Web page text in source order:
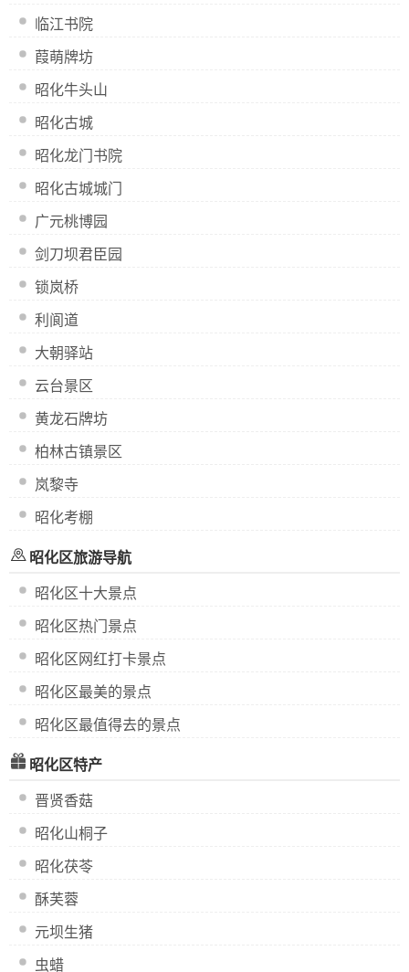
临江书院
葭萌牌坊
昭化牛头山
昭化古城
昭化龙门书院
昭化古城城门
广元桃博园
剑刀坝君臣园
锁岚桥
利阆道
大朝驿站
云台景区
黄龙石牌坊
柏林古镇景区
岚黎寺
昭化考棚
昭化区旅游导航
昭化区十大景点
昭化区热门景点
昭化区网红打卡景点
昭化区最美的景点
昭化区最值得去的景点
昭化区特产
晋贤香菇
昭化山桐子
昭化茯苓
酥芙蓉
元坝生猪
虫蜡